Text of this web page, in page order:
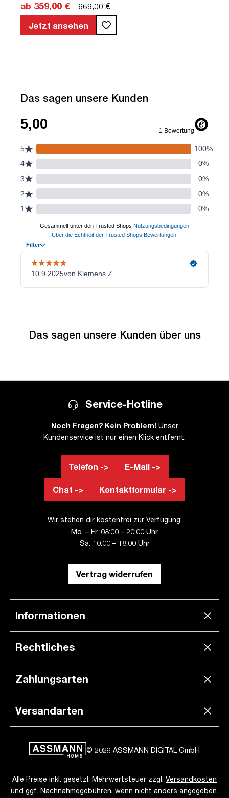
Metall | Holz | Melaminoberfläche |
Braun | Eiche Tabak | 5 Jahre
Herstellergarantie | unmontiert | TÜV©
ab 359,00 €
669,00 €
Jetzt ansehen
Das sagen unsere Kunden
Das sagen unsere Kunden über uns
Service-Hotline
Noch Fragen? Kein Problem! Unser
Kundenservice ist nur einen Klick entfernt:
Telefon -> E-Mail ->
Chat -> Kontaktformular ->
Wir stehen dir kostenfrei zur Verfügung:
Mo. – Fr. 08:00 – 20:00 Uhr
Sa. 10:00 – 18:00 Uhr
Vertrag widerrufen
Informationen
Rechtliches
Zahlungsarten
Versandarten
© 2026 ASSMANN DIGITAL GmbH
Alle Preise inkl. gesetzl. Mehrwertsteuer zzgl. Versandkosten
und ggf. Nachnahmegebühren, wenn nicht anders angegeben.